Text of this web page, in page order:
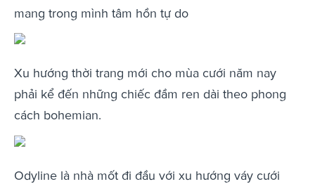
mang trong mình tâm hồn tự do
Xu hướng thời trang mới cho mùa cưới năm nay
phải kể đến những chiếc đầm ren dài theo phong
cách bohemian.
Odyline là nhà mốt đi đầu với xu hướng váy cưới